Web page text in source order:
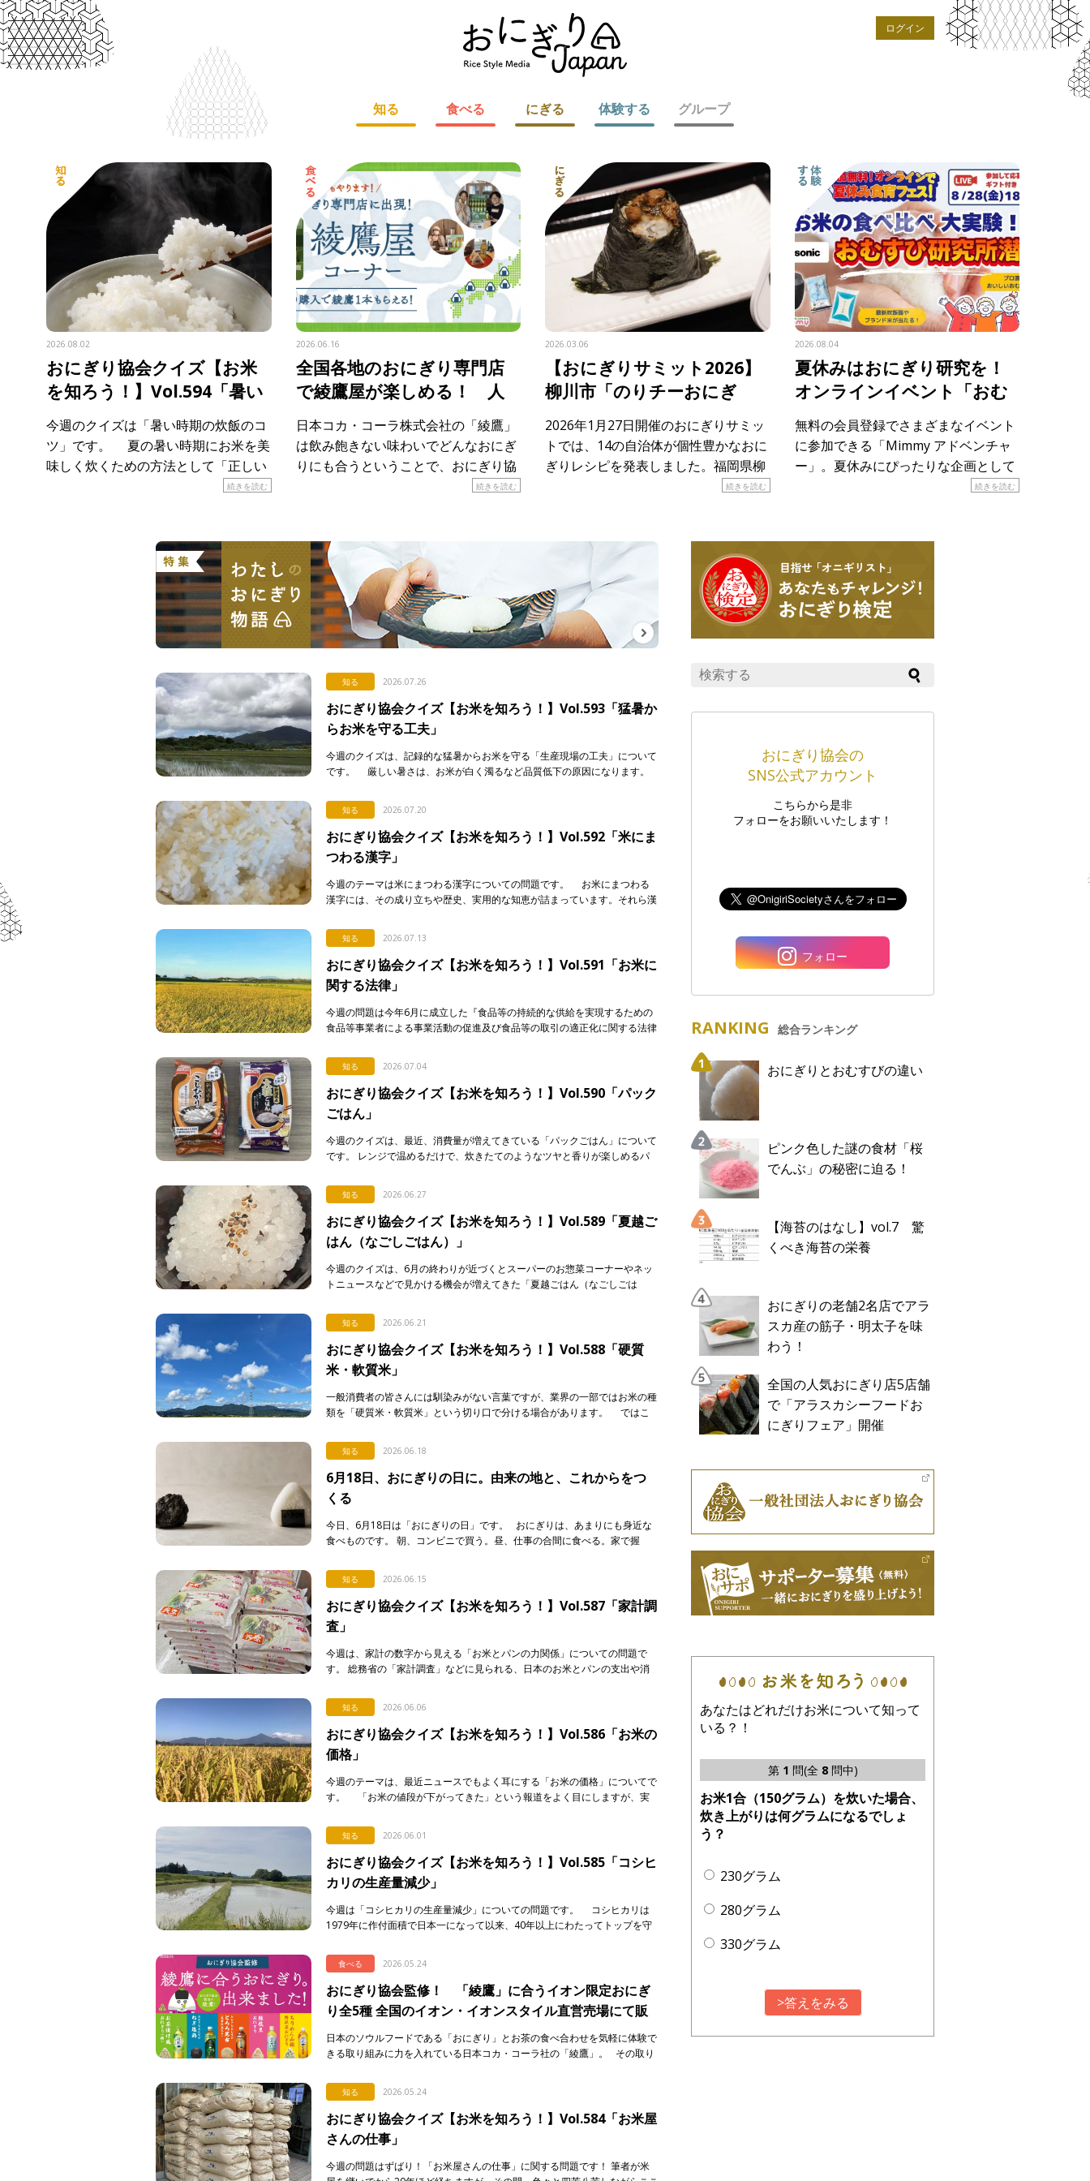
ログイン
知る 食べる にぎる 体験する グループ
2026.08.02
おにぎり協会クイズ【お米
を知ろう！】Vol.594「暑い
時期の炊飯」
今週のクイズは「暑い時期の炊飯のコ
ツ」です。 夏の暑い時期にお米を美
味しく炊くための方法として「正しい
もの」はどれでしょうか？ 当てはまる
続きを読む
2026.06.16
全国各地のおにぎり専門店
で綾鷹屋が楽しめる！ 人
気キャンペーン第4弾スター
ト
日本コカ・コーラ株式会社の「綾鷹」
は飲み飽きない味わいでどんなおにぎ
りにも合うということで、おにぎり協
会は認定証を発行しています。全国各
ぎり専門店で、 […]
続きを読む
2026.03.06
【おにぎりサミット2026】
柳川市「のりチーおにぎ
り」
2026年1月27日開催のおにぎりサミッ
トでは、14の自治体が個性豊かなおに
ぎりレシピを発表しました。福岡県柳
川市が発表したのは「のりチーおにぎ
す。 &n […]
続きを読む
2026.08.04
夏休みはおにぎり研究を！
オンラインイベント「おむ
すび研究所潜入＆”お米の食
べ比べ”大実験！」
無料の会員登録でさまざまなイベント
に参加できる「Mimmy アドベンチャ
ー」。夏休みにぴったりな企画として
８月28日（金）18時から親子で参加で
す！ &n […]
続きを読む
知る 2026.07.26
おにぎり協会クイズ【お米を知ろう！】Vol.593「猛暑か
らお米を守る工夫」
今週のクイズは、記録的な猛暑からお米を守る「生産現場の工夫」について
です。 厳しい暑さは、お米が白く濁るなど品質低下の原因になります。
知る 2026.07.20
おにぎり協会クイズ【お米を知ろう！】Vol.592「米にま
つわる漢字」
今週のテーマは米にまつわる漢字についての問題です。 お米にまつわる
漢字には、その成り立ちや歴史、実用的な知恵が詰まっています。それら漢
知る 2026.07.13
おにぎり協会クイズ【お米を知ろう！】Vol.591「お米に
関する法律」
今週の問題は今年6月に成立した『食品等の持続的な供給を実現するための
食品等事業者による事業活動の促進及び食品等の取引の適正化に関する法律
知る 2026.07.04
おにぎり協会クイズ【お米を知ろう！】Vol.590「パック
ごはん」
今週のクイズは、最近、消費量が増えてきている「パックごはん」について
です。 レンジで温めるだけで、炊きたてのようなツヤと香りが楽しめるパ
[…]
知る 2026.06.27
おにぎり協会クイズ【お米を知ろう！】Vol.589「夏越ご
はん（なごしごはん）」
今週のクイズは、6月の終わりが近づくとスーパーのお惣菜コーナーやネッ
トニュースなどで見かける機会が増えてきた「夏越ごはん（なごしごは
が…。 […]
知る 2026.06.21
おにぎり協会クイズ【お米を知ろう！】Vol.588「硬質
米・軟質米」
一般消費者の皆さんには馴染みがない言葉ですが、業界の一部ではお米の種
類を「硬質米・軟質米」という切り口で分ける場合があります。 ではこ
知る 2026.06.18
6月18日、おにぎりの日に。由来の地と、これからをつ
くる
今日、6月18日は「おにぎりの日」です。 おにぎりは、あまりにも身近な
食べものです。 朝、コンビニで買う。昼、仕事の合間に食べる。家で握
[…]
知る 2026.06.15
おにぎり協会クイズ【お米を知ろう！】Vol.587「家計調
査」
今週は、家計の数字から見える「お米とパンの力関係」についての問題で
す。 総務省の「家計調査」などに見られる、日本のお米とパンの支出や消
答えて下さい。 & […]
知る 2026.06.06
おにぎり協会クイズ【お米を知ろう！】Vol.586「お米の
価格」
今週のテーマは、最近ニュースでもよく耳にする「お米の価格」についてで
す。 「お米の値段が下がってきた」という報道をよく目にしますが、実
知る 2026.06.01
おにぎり協会クイズ【お米を知ろう！】Vol.585「コシヒ
カリの生産量減少」
今週は「コシヒカリの生産量減少」についての問題です。 コシヒカリは
1979年に作付面積で日本一になって以来、40年以上にわたってトップを守
食べる 2026.05.24
おにぎり協会監修！ 「綾鷹」に合うイオン限定おにぎ
り全5種 全国のイオン・イオンスタイル直営売場にて販
売中
日本のソウルフードである「おにぎり」とお茶の食べ合わせを気軽に体験で
きる取り組みに力を入れている日本コカ・コーラ社の「綾鷹」。 その取り
協 […]
知る 2026.05.24
おにぎり協会クイズ【お米を知ろう！】Vol.584「お米屋
さんの仕事」
今週の問題はずばり！「お米屋さんの仕事」に関する問題です！ 筆者が米
おにぎり協会の
SNS公式アカウント
こちらから是非
フォローをお願いいたします！
フォロー
RANKING 総合ランキング
おにぎりとおむすびの違い
ピンク色した謎の食材「桜
でんぶ」の秘密に迫る！
【海苔のはなし】vol.7 驚
くべき海苔の栄養
おにぎりの老舗2名店でアラ
スカ産の筋子・明太子を味
わう！
全国の人気おにぎり店5店舗
で「アラスカシーフードお
にぎりフェア」開催
あなたはどれだけお米について知って
いる？！
第 1 問(全 8問中)
お米1合（150グラム）を炊いた場合、
炊き上がりは何グラムになるでしょ
う？
230グラム
280グラム
330グラム
>答えをみる